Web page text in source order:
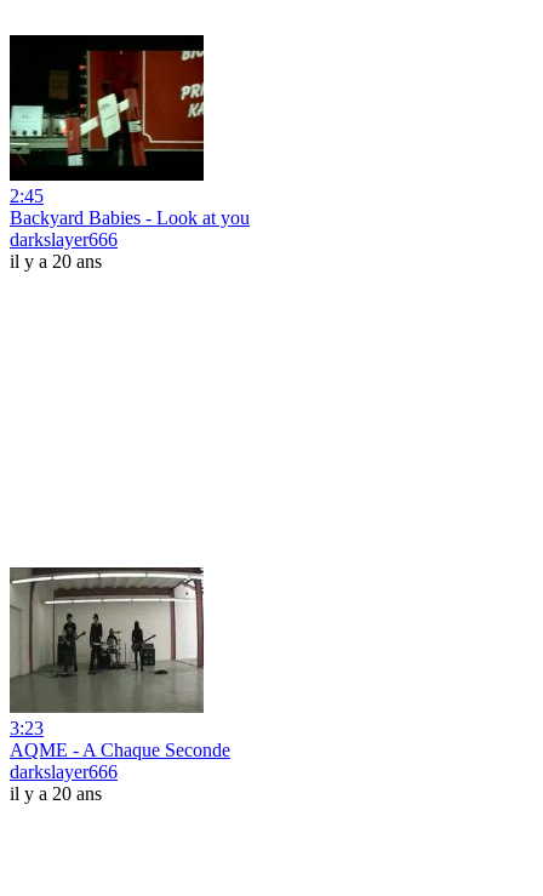
2:45
Backyard Babies - Look at you
darkslayer666
il y a 20 ans
3:23
AQME - A Chaque Seconde
darkslayer666
il y a 20 ans